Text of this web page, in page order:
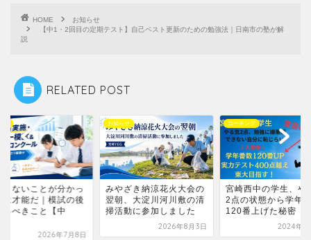
HOME
お知らせ
【中1・2回目の定期テスト】自己ベスト更新のための勉強法｜日南市の塾が解
説
RELATED POST
きないことが分かっ
は才能だ｜模試の後
るべきこと【中
2026年7月8日
お知らせ
みやざき納涼花火大会の
翌朝、大淀川河川敷の清
掃活動に参加しました
2026年8月3日
コーチング
宮崎西中の学生、や
2点の状態から学年
120番上げた秘密
2024年2